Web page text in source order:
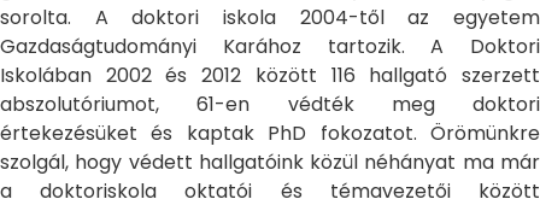
sorolta. A doktori iskola 2004-től az egyetem
Gazdaságtudományi Karához tartozik. A Doktori
Iskolában 2002 és 2012 között 116 hallgató szerzett
abszolutóriumot, 61-en védték meg doktori
értekezésüket és kaptak PhD fokozatot. Örömünkre
szolgál, hogy védett hallgatóink közül néhányat ma már
a doktoriskola oktatói és témavezetői között